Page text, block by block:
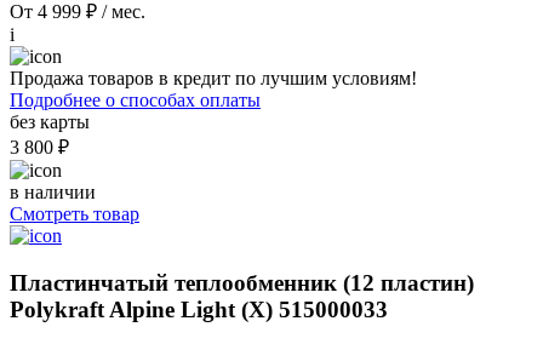
От 4 999 ₽ / мес.
i
Продажа товаров в кредит по лучшим условиям!
Подробнее о способах оплаты
без карты
3 800 ₽
в наличии
Смотреть товар
Пластинчатый теплообменник (12 пластин)
Polykraft Alpine Light (X) 515000033